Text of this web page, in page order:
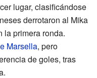
lugar, clasificándose
derrotaron al Mika
la primera ronda.
Marsella, pero
de goles, tras